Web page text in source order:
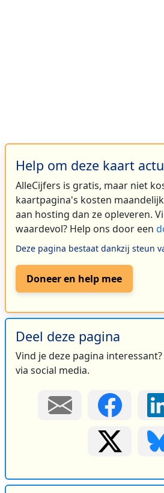
Help om deze kaart
AlleCijfers is gratis, maar niet
kaartpagina's kosten
aan hosting dan ze opleveren.
waardevol? Help ons door een
Deze pagina bestaat dankzij steun
Doneer en help mee
Deel deze pagina
Vind je deze pagina
via social media.